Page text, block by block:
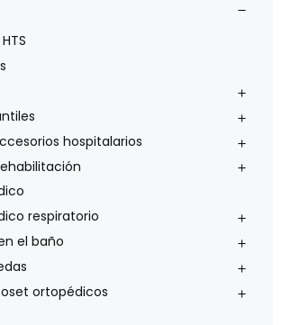
Everest Jennings
hospitalarios
respiratorio
el baño
ortopédicos